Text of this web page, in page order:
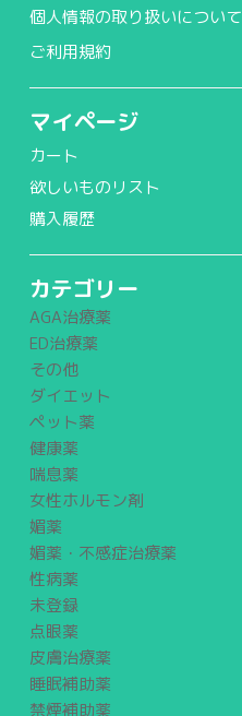
個人情報の取り扱いについて
ご利用規約
マイページ
カート
欲しいものリスト
購入履歴
カテゴリー
AGA治療薬
ED治療薬
その他
ダイエット
ペット薬
健康薬
喘息薬
女性ホルモン剤
媚薬
媚薬・不感症治療薬
性病薬
未登録
点眼薬
皮膚治療薬
睡眠補助薬
禁煙補助薬